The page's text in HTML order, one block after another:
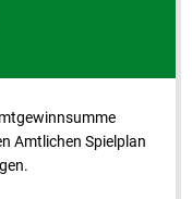
Amt­lichen Spielplan